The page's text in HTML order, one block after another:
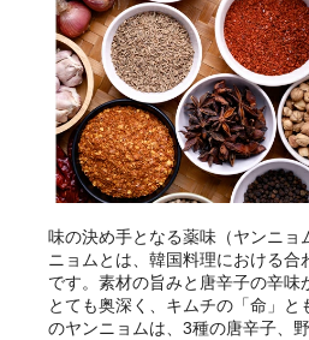
味の決め手となる薬味（ヤンニョ
ニョムとは、韓国料理における合
です。素材の旨みと唐辛子の辛味
とても奥深く、キムチの「命」と
のヤンニョムは、3種の唐辛子、